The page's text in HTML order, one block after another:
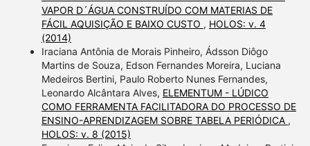
VAPOR D´ÁGUA CONSTRUÍDO COM MATERIAS DE
FÁCIL AQUISIÇÃO E BAIXO CUSTO , HOLOS: v. 4
(2014)
Iraciana Antônia de Morais Pinheiro, Ádsson Diôgo
Martins de Souza, Edson Fernandes Moreira, Luciana
Medeiros Bertini, Paulo Roberto Nunes Fernandes,
Leonardo Alcântara Alves, ELEMENTUM - LÚDICO
COMO FERRAMENTA FACILITADORA DO PROCESSO DE
ENSINO-APRENDIZAGEM SOBRE TABELA PERIÓDICA ,
HOLOS: v. 8 (2015)